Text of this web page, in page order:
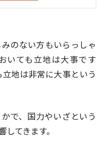
のない方もいらっしゃ
いても立地は大事です
地は非常に大事という
で、国力やいざという
てきます。